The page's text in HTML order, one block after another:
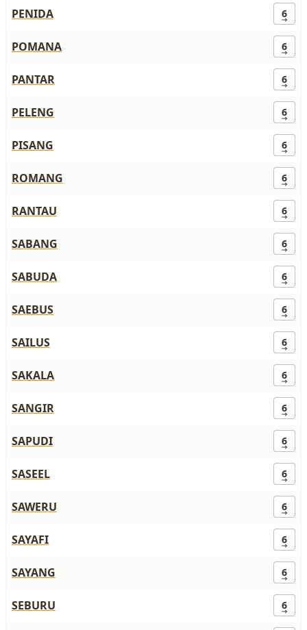
PENIDA 6
POMANA 6
PANTAR 6
PELENG 6
PISANG 6
ROMANG 6
RANTAU 6
SABANG 6
SABUDA 6
SAEBUS 6
SAILUS 6
SAKALA 6
SANGIR 6
SAPUDI 6
SASEEL 6
SAWERU 6
SAYAFI 6
SAYANG 6
SEBURU 6